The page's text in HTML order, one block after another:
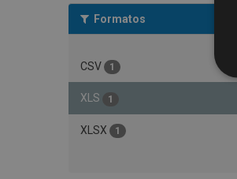
Formatos
CSV 1
XLS 1
XLSX 1